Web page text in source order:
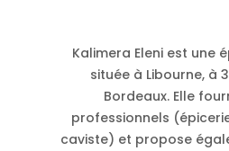
Kalimera Eleni est une
située à Libourne, à
Bordeaux. Elle
professionnels
caviste) et propose